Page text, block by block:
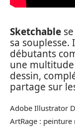
Sketchable
sa
débutants
une multitude
dessin,
partage sur
Adobe Illustrator
ArtRage :